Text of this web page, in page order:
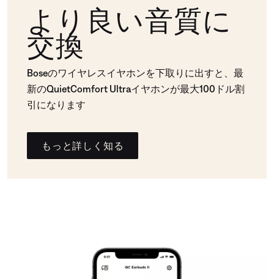
より良い音質に
交換
Boseのワイヤレスイヤホンを下取りに出すと、最
新のQuietComfort Ultraイヤホンが最大100ドル割
引になります
もっと詳しく知る